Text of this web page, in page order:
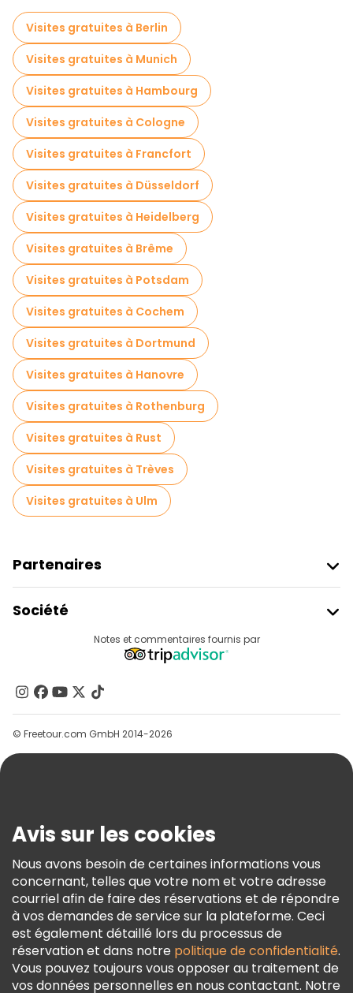
Visites gratuites à Berlin
Visites gratuites à Munich
Visites gratuites à Hambourg
Visites gratuites à Cologne
Visites gratuites à Francfort
Visites gratuites à Düsseldorf
Visites gratuites à Heidelberg
Visites gratuites à Brême
Visites gratuites à Potsdam
Visites gratuites à Cochem
Visites gratuites à Dortmund
Visites gratuites à Hanovre
Visites gratuites à Rothenburg
Visites gratuites à Rust
Visites gratuites à Trèves
Visites gratuites à Ulm
Partenaires
Connexion Du Fournisseur
Programme D’affiliation
Société
Contactez-Nous
Groupes
Aide
Conditions Générales Et Mentions Légales
Politique En Matière De Cookies
Freetour Prix
Programme De Fidélité
Notes et commentaires fournis par
© Freetour.com GmbH 2014-2026
Avis sur les cookies
Nous avons besoin de certaines informations vous
concernant, telles que votre nom et votre adresse
courriel afin de faire des réservations et de répondre
à vos demandes de service sur la plateforme. Ceci
est également détaillé lors du processus de
réservation et dans notre politique de confidentialité.
Vous pouvez toujours vous opposer au traitement de
vos données personnelles en nous contactant. Notre